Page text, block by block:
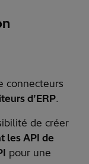
connecteurs
d’ERP.
de créer
les API de
pour une